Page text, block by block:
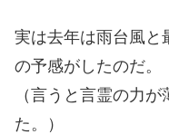
実は去年は雨台風と
の予感がしたのだ。
（言うと言霊の力
た。）